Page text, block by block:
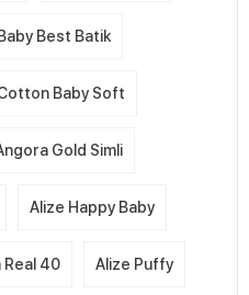
Best Batik
Baby Soft
Gold Simli
Alize Happy Baby
Real 40 Alize Puffy